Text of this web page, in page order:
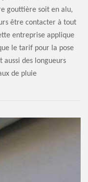
gouttière soit en alu,
être contacter à tout
entreprise applique
le tarif pour la pose
des longueurs
de pluie